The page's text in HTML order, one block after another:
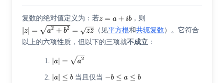
复数的绝对值定义为：若
，则
（见平方根和共轭复数 ）。它符合
以上的六项性质，但以下的三项就不成立 ：
当且仅当